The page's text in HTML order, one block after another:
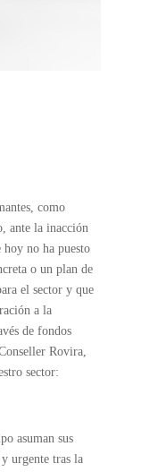
como
ante la inacción
no ha puesto
o un plan de
el sector y que
a la
de fondos
Rovira,
sector:
asuman sus
urgente tras la